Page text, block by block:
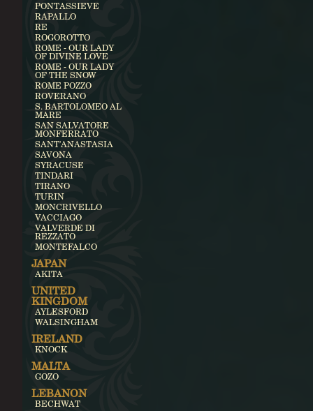
PONTASSIEVE
RAPALLO
RE
ROGOROTTO
ROME - OUR LADY
OF DIVINE LOVE
ROME - OUR LADY
OF THE SNOW
ROME POZZO
ROVERANO
S. BARTOLOMEO AL
MARE
SAN SALVATORE
MONFERRATO
SANT'ANASTASIA
SAVONA
SYRACUSE
TINDARI
TIRANO
TURIN
MONCRIVELLO
VACCIAGO
VALVERDE DI
REZZATO
MONTEFALCO
JAPAN
AKITA
UNITED
KINGDOM
AYLESFORD
WALSINGHAM
IRELAND
KNOCK
MALTA
GOZO
LEBANON
BECHWAT